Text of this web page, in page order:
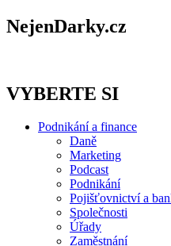
NejenDarky.cz
VYBERTE SI
Podnikání a finance
Daně
Marketing
Podcast
Podnikání
Pojišťovnictví a
Společnosti
Úřady
Zaměstnání